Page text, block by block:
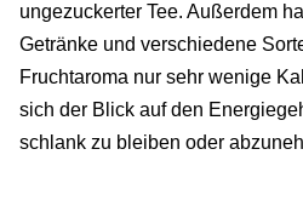
ungezuckerter Tee. Außerdem
Getränke und verschiedene
Fruchtaroma nur sehr wenige
sich der Blick auf den
schlank zu bleiben oder